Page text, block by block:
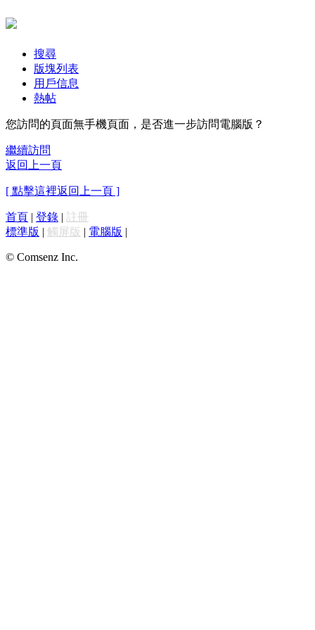
搜尋
版塊列表
用戶信息
熱帖
您訪問的頁面無手機頁面，是否進一步訪問電腦版？
繼續訪問
返回上一頁
[ 點擊這裡返回上一頁 ]
首頁 | 登錄 | 註冊
標準版 | 觸屏版 | 電腦版 |
© Comsenz Inc.